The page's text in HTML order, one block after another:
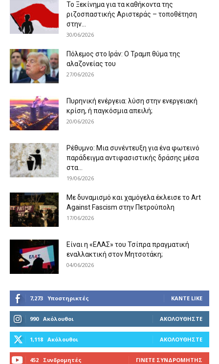
Το Ξεκίνημα για τα καθήκοντα της
ριζοσπαστικής Αριστεράς – τοποθέτηση
στην...
30/06/2026
Πόλεμος στο Ιράν: Ο Τραμπ θύμα της
αλαζονείας του
27/06/2026
Πυρηνική ενέργεια: λύση στην ενεργειακή
κρίση, ή παγκόσμια απειλή;
20/06/2026
Ρέθυμνο: Μια συνέντευξη για ένα φωτεινό
παράδειγμα αντιφασιστικής δράσης μέσα
στα...
19/06/2026
Με δυναμισμό και χαμόγελα έκλεισε το Art
Against Fascism στην Πετρούπολη
17/06/2026
Είναι η «ΕΛΑΣ» του Τσίπρα πραγματική
εναλλακτική στον Μητσοτάκη;
04/06/2026
7,273 Υποστηρικτές ΚΆΝΤΕ LIKE
990 Ακόλουθοι ΑΚΟΛΟΥΘΉΣΤΕ
1,118 Ακόλουθοι ΑΚΟΛΟΥΘΉΣΤΕ
452 Συνδρομητές ΓΊΝΕΤΕ ΣΥΝΔΡΟΜΗΤΉΣ